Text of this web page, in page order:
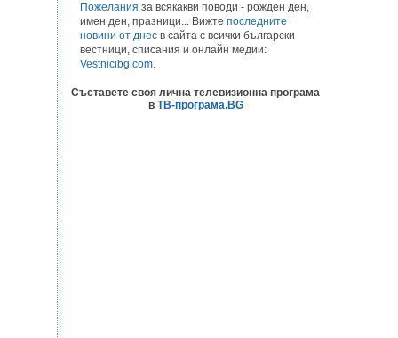
Пожелания за всякакви поводи - рожден ден,
имен ден, празници... Вижте последните
новини от днес в сайта с всички български
вестници, списания и онлайн медии:
Vestnicibg.com.
Съставете своя лична телевизионна програма
в ТВ-програма.BG